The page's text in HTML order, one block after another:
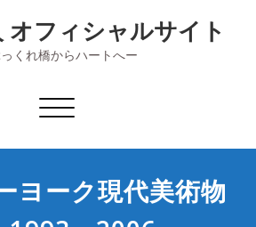
オフィシャルサイト
くれ橋からハートへー
ナ
ゲ
シ
ヨーク現代美術物